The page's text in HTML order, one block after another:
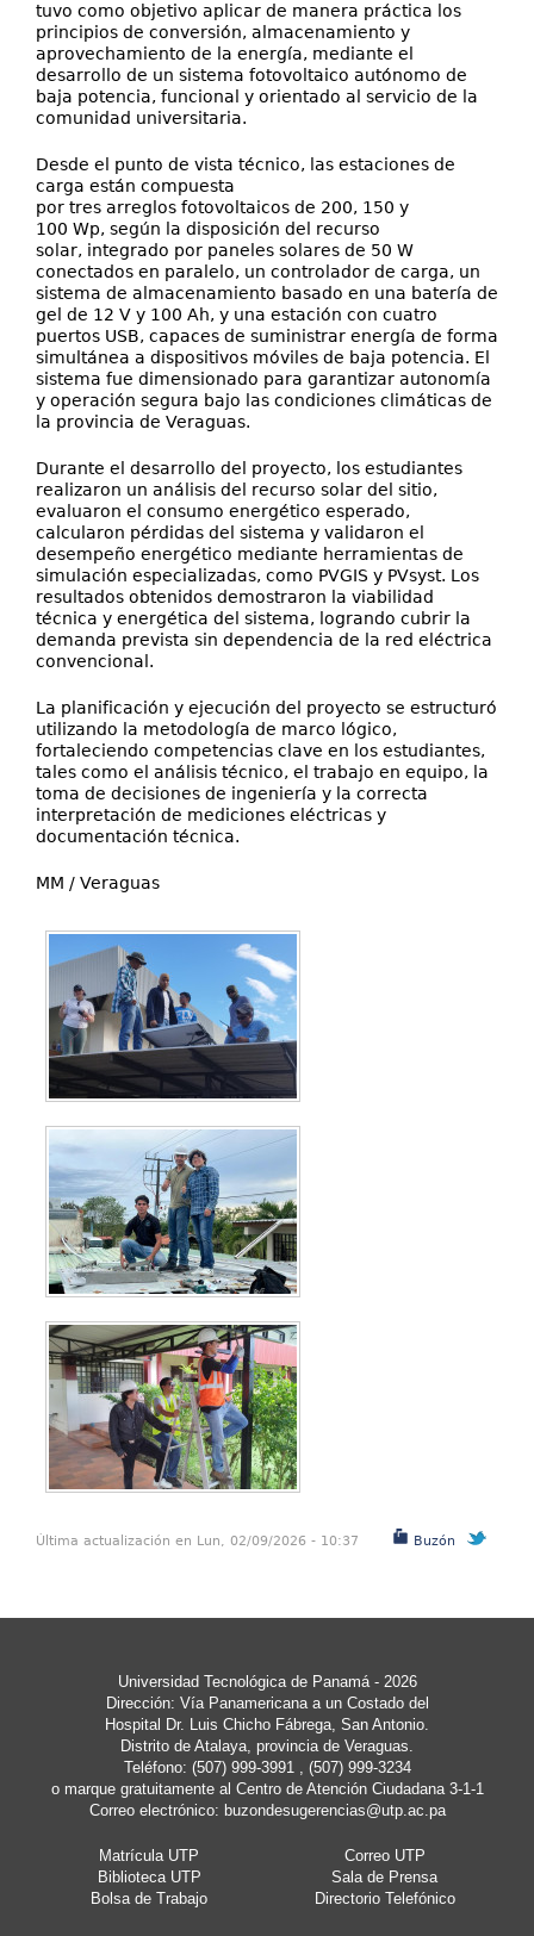
tuvo como objetivo aplicar de manera práctica los
principios de conversión, almacenamiento y
aprovechamiento de la energía, mediante el
desarrollo de un sistema fotovoltaico autónomo de
baja potencia, funcional y orientado al servicio de la
comunidad universitaria.
Desde el punto de vista técnico, las estaciones de
carga están compuesta
por tres arreglos fotovoltaicos de 200, 150 y
100 Wp, según la disposición del recurso
solar, integrado por paneles solares de 50 W
conectados en paralelo, un controlador de carga, un
sistema de almacenamiento basado en una batería de
gel de 12 V y 100 Ah, y una estación con cuatro
puertos USB, capaces de suministrar energía de forma
simultánea a dispositivos móviles de baja potencia. El
sistema fue dimensionado para garantizar autonomía
y operación segura bajo las condiciones climáticas de
la provincia de Veraguas.
Durante el desarrollo del proyecto, los estudiantes
realizaron un análisis del recurso solar del sitio,
evaluaron el consumo energético esperado,
calcularon pérdidas del sistema y validaron el
desempeño energético mediante herramientas de
simulación especializadas, como PVGIS y PVsyst. Los
resultados obtenidos demostraron la viabilidad
técnica y energética del sistema, logrando cubrir la
demanda prevista sin dependencia de la red eléctrica
convencional.
La planificación y ejecución del proyecto se estructuró
utilizando la metodología de marco lógico,
fortaleciendo competencias clave en los estudiantes,
tales como el análisis técnico, el trabajo en equipo, la
toma de decisiones de ingeniería y la correcta
interpretación de mediciones eléctricas y
documentación técnica.
MM / Veraguas
Buzón
Última actualización en Lun, 02/09/2026 - 10:37
Universidad Tecnológica de Panamá - 2026
Dirección: Vía Panamericana a un Costado del
Hospital Dr. Luis Chicho Fábrega, San Antonio.
Distrito de Atalaya, provincia de Veraguas.
Teléfono: (507) 999-3991 , (507) 999-3234
o marque gratuitamente al Centro de Atención Ciudadana 3-1-1
Correo electrónico: buzondesugerencias@utp.ac.pa
Matrícula UTP
Correo UTP
Biblioteca UTP
Sala de Prensa
Bolsa de Trabajo
Directorio Telefónico